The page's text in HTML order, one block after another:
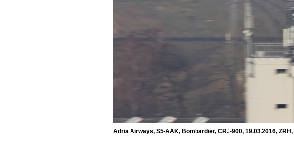
Adria Airways, S5-AAK, Bombardier, CRJ-900, 19.03.2016, ZRH,